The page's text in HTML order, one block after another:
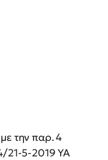
την παρ. 4
21-5-2019 ΥΑ